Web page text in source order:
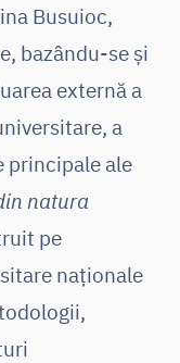
Busuioc,
bazându-se și
externă a
a
principale ale
natura
pe
naționale